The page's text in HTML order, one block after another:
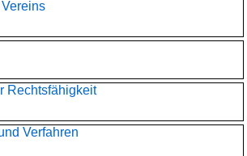
Rechtsfähigkeit
Verfahren